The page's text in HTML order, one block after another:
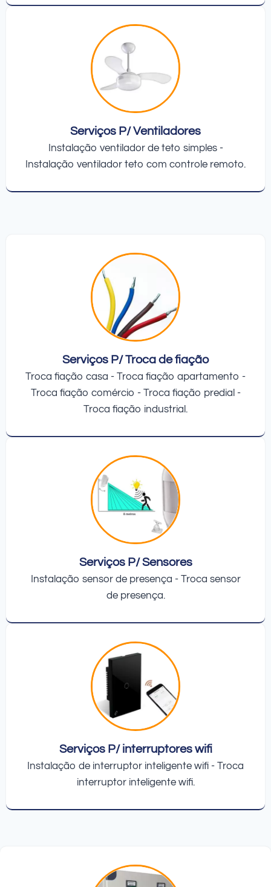
Serviços P/ Ventiladores
Instalação ventilador de teto simples -
Instalação ventilador teto com controle remoto.
Serviços P/ Troca de fiação
Troca fiação casa - Troca fiação apartamento -
Troca fiação comércio - Troca fiação predial -
Troca fiação industrial.
Serviços P/ Sensores
Instalação sensor de presença - Troca sensor
de presença.
Serviços P/ interruptores wifi
Instalação de interruptor inteligente wifi - Troca
interruptor inteligente wifi.